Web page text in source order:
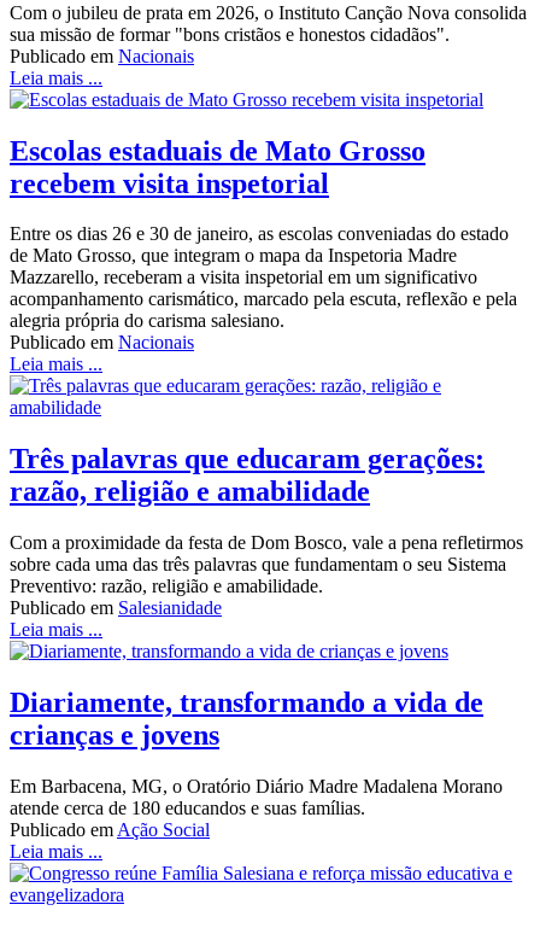
Com o jubileu de prata em 2026, o Instituto Canção Nova consolida
sua missão de formar "bons cristãos e honestos cidadãos".
Publicado em Nacionais
Leia mais ...
Escolas estaduais de Mato Grosso
recebem visita inspetorial
Entre os dias 26 e 30 de janeiro, as escolas conveniadas do estado
de Mato Grosso, que integram o mapa da Inspetoria Madre
Mazzarello, receberam a visita inspetorial em um significativo
acompanhamento carismático, marcado pela escuta, reflexão e pela
alegria própria do carisma salesiano.
Publicado em Nacionais
Leia mais ...
Três palavras que educaram gerações:
razão, religião e amabilidade
Com a proximidade da festa de Dom Bosco, vale a pena refletirmos
sobre cada uma das três palavras que fundamentam o seu Sistema
Preventivo: razão, religião e amabilidade.
Publicado em Salesianidade
Leia mais ...
Diariamente, transformando a vida de
crianças e jovens
Em Barbacena, MG, o Oratório Diário Madre Madalena Morano
atende cerca de 180 educandos e suas famílias.
Publicado em Ação Social
Leia mais ...